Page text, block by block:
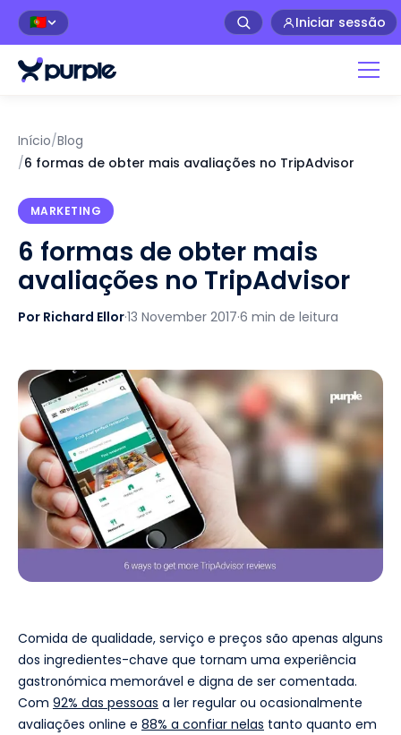
🇵🇹 Iniciar sessão
Início/Blog
/6 formas de obter mais avaliações no TripAdvisor
MARKETING
6 formas de obter mais
avaliações no TripAdvisor
Por Richard Ellor·13 November 2017·6 min de leitura
Comida de qualidade, serviço e preços são apenas alguns
dos ingredientes-chave que tornam uma experiência
gastronómica memorável e digna de ser comentada.
Com 92% das pessoas a ler regular ou ocasionalmente
avaliações online e 88% a confiar nelas tanto quanto em